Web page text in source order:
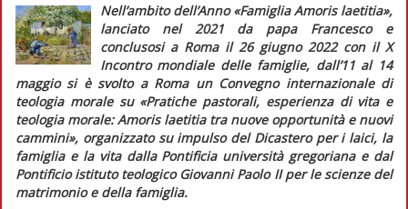
Nell’ambito dell’Anno «FamigliaAmoris laetitia»,
lanciato nel 2021 da papa Francesco e
conclusosi a Roma il 26 giugno 2022 con il X
Incontro mondiale delle famiglie, dall’11 al 14
maggio si è svolto a Roma un Convegno internazionale di
teologia morale su «Pratiche pastorali, esperienza di vita e
teologia morale:Amoris laetitia tra nuove opportunità e nuovi
cammini», organizzato su impulso del Dicastero per i laici, la
famiglia e la vita dalla Pontificia università gregoriana e dal
Pontificio istituto teologico Giovanni Paolo II per le scienze del
matrimonio e della famiglia.